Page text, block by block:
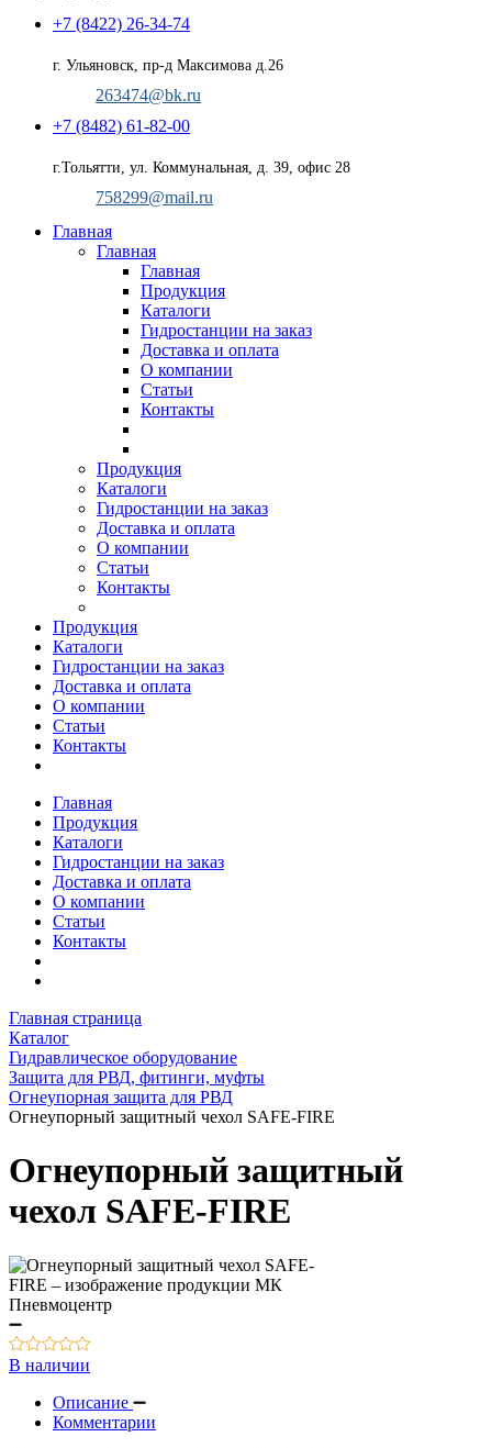
+7 (8422) 26-34-74
г. Ульяновск, пр-д Максимова д.26
263474@bk.ru
+7 (8482) 61-82-00
г.Тольятти, ул. Коммунальная, д. 39, офис 28
758299@mail.ru
Главная
Главная
Главная
Продукция
Каталоги
Гидростанции на заказ
Доставка и оплата
О компании
Статьи
Контакты
Продукция
Каталоги
Гидростанции на заказ
Доставка и оплата
О компании
Статьи
Контакты
Продукция
Каталоги
Гидростанции на заказ
Доставка и оплата
О компании
Статьи
Контакты
Главная
Продукция
Каталоги
Гидростанции на заказ
Доставка и оплата
О компании
Статьи
Контакты
Главная страница
Каталог
Гидравлическое оборудование
Защита для РВД, фитинги, муфты
Огнеупорная защита для РВД
Огнеупорный защитный чехол SAFE-FIRE
Огнеупорный защитный
чехол SAFE-FIRE
В наличии
Описание
Комментарии